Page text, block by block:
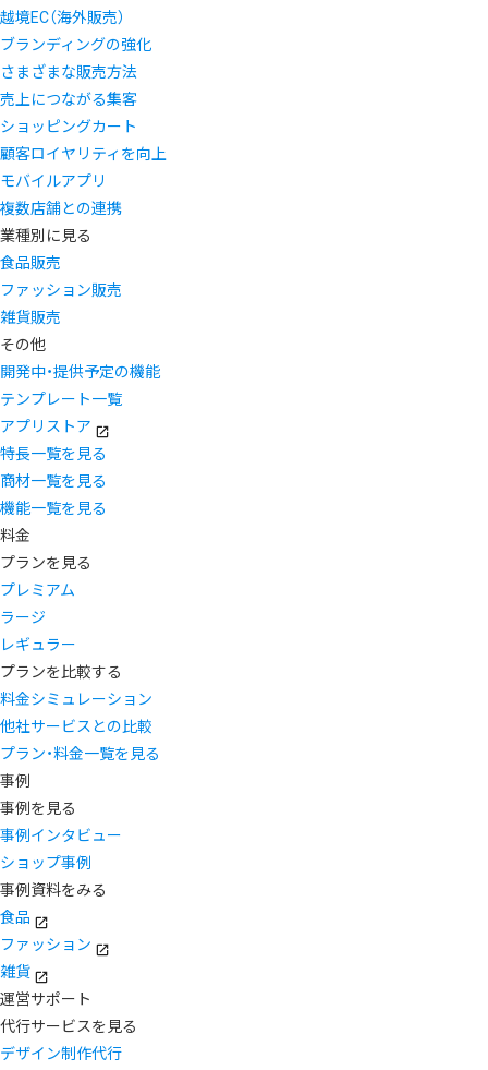
越境EC（海外販売）
ブランディングの強化
さまざまな販売方法
売上につながる集客
ショッピングカート
顧客ロイヤリティを向上
モバイルアプリ
複数店舗との連携
業種別に見る
食品販売
ファッション販売
雑貨販売
その他
開発中・提供予定の機能
テンプレート一覧
アプリストア
特長一覧を見る
商材一覧を見る
機能一覧を見る
料金
プランを見る
プレミアム
ラージ
レギュラー
プランを比較する
料金シミュレーション
他社サービスとの比較
プラン・料金一覧を見る
事例
事例を見る
事例インタビュー
ショップ事例
事例資料をみる
食品
ファッション
雑貨
運営サポート
代行サービスを見る
デザイン制作代行